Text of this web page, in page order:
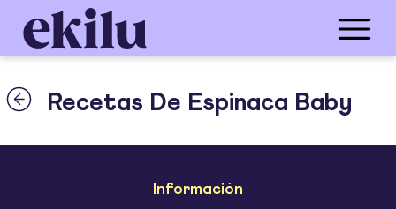
Recetas De Espinaca Baby
Información